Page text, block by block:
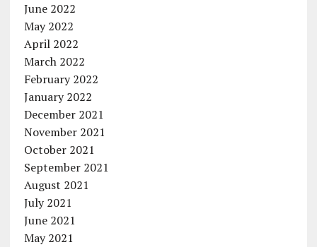
June 2022
May 2022
April 2022
March 2022
February 2022
January 2022
December 2021
November 2021
October 2021
September 2021
August 2021
July 2021
June 2021
May 2021